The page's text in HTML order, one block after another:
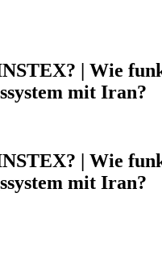
| Wie
mit Iran?
| Wie
mit Iran?